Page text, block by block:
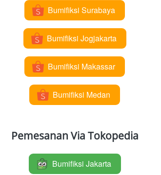
` Bumifiksi Surabaya
` Bumifiksi Jogjakarta
` Bumifiksi Makassar
` Bumifiksi Medan
Pemesanan Via Tokopedia
` Bumifiksi Jakarta